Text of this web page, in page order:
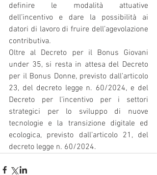
definire le modalità attuative
dell’incentivo e dare la possibilità ai
datori di lavoro di fruire dell’agevolazione
contributiva.
Oltre al Decreto per il Bonus Giovani
under 35, si resta in attesa del Decreto
per il Bonus Donne, previsto dall’articolo
23, del decreto legge n. 60/2024, e del
Decreto per l’incentivo per i settori
strategici per lo sviluppo di nuove
tecnologie e la transizione digitale ed
ecologica, previsto dall’articolo 21, del
decreto legge n. 60/2024.